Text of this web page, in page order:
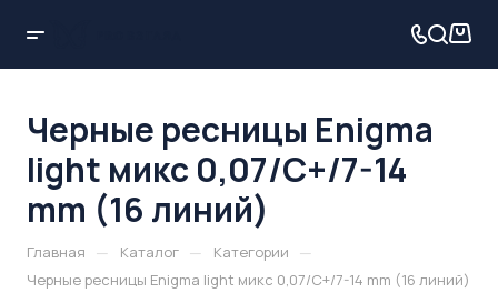
Черные ресницы Enigma
light микс 0,07/C+/7-14
mm (16 линий)
Главная — Каталог — Категории —
Черные ресницы Enigma light микс 0,07/C+/7-14 mm (16 линий)